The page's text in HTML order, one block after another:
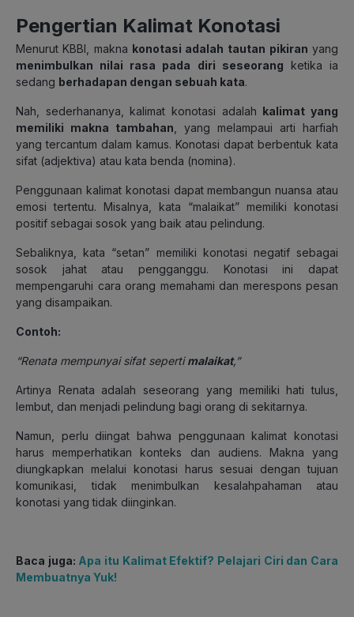
Pengertian Kalimat Konotasi
Menurut KBBI, makna konotasi adalah tautan pikiran yang
menimbulkan nilai rasa pada diri seseorang ketika ia
sedang berhadapan dengan sebuah kata.
Nah, sederhananya, kalimat konotasi adalah kalimat yang
memiliki makna tambahan , yang melampaui arti harfiah
yang tercantum dalam kamus. Konotasi dapat berbentuk kata
sifat (adjektiva) atau kata benda (nomina).
Penggunaan kalimat konotasi dapat membangun nuansa atau
emosi tertentu. Misalnya, kata “malaikat” memiliki konotasi
positif sebagai sosok yang baik atau pelindung.
Sebaliknya, kata “setan” memiliki konotasi negatif sebagai
sosok jahat atau pengganggu. Konotasi ini dapat
mempengaruhi cara orang memahami dan merespons pesan
yang disampaikan.
Contoh:
“Renata mempunyai sifat sepertimalaikat,”
Artinya Renata adalah seseorang yang memiliki hati tulus,
lembut, dan menjadi pelindung bagi orang di sekitarnya.
Namun, perlu diingat bahwa penggunaan kalimat konotasi
harus memperhatikan konteks dan audiens. Makna yang
diungkapkan melalui konotasi harus sesuai dengan tujuan
komunikasi, tidak menimbulkan kesalahpahaman atau
konotasi yang tidak diinginkan.
Baca juga: Apa itu Kalimat Efektif? Pelajari Ciri dan Cara
Membuatnya Yuk!